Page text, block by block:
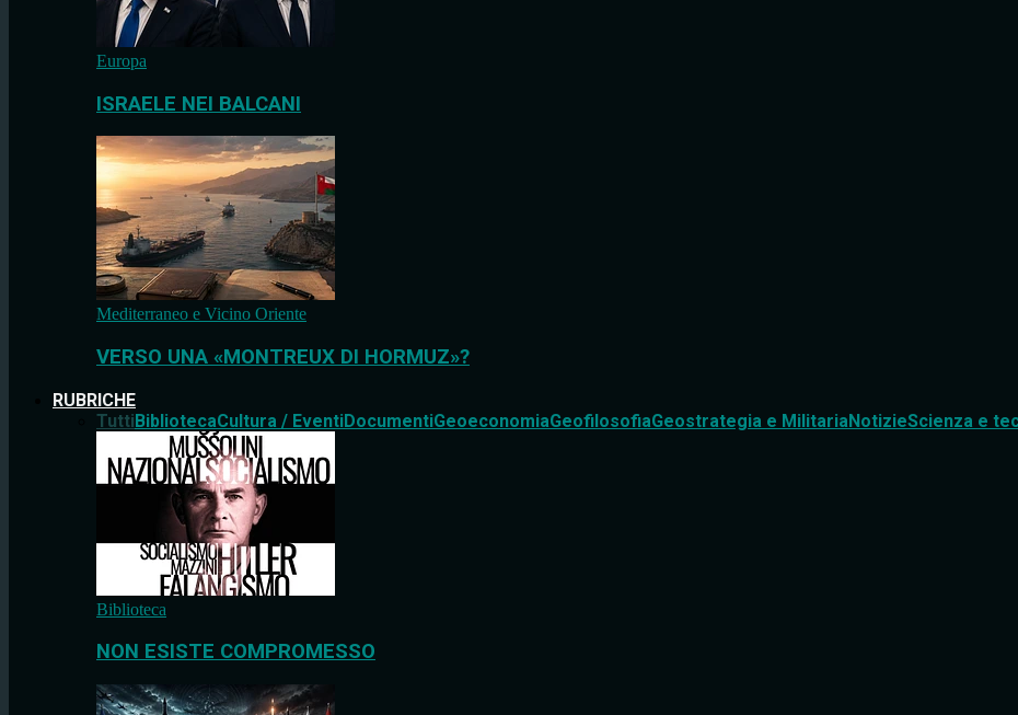
Europa
ISRAELE NEI BALCANI
Mediterraneo e Vicino Oriente
VERSO UNA «MONTREUX DI HORMUZ»?
RUBRICHE
TuttiBibliotecaCultura / EventiDocumentiGeoeconomiaGeofilosofiaGeostrategia e MilitariaNotizieScienza e
Biblioteca
NON ESISTE COMPROMESSO